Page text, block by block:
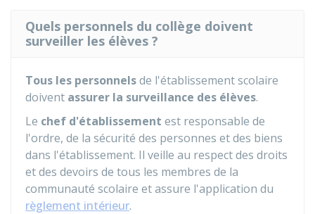
Quels personnels du collège doivent
surveiller les élèves ?
Tous les personnelsde l'établissement scolaire
doivent assurer la surveillance des élèves.
Le chef d'établissement est responsable de
l'ordre, de la sécurité des personnes et des biens
dans l'établissement. Il veille au respect des droits
et des devoirs de tous les membres de la
communauté scolaire et assure l'application du
règlement intérieur.